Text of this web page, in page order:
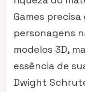
Games
personagens
modelos 3D,
essência de
Dwight